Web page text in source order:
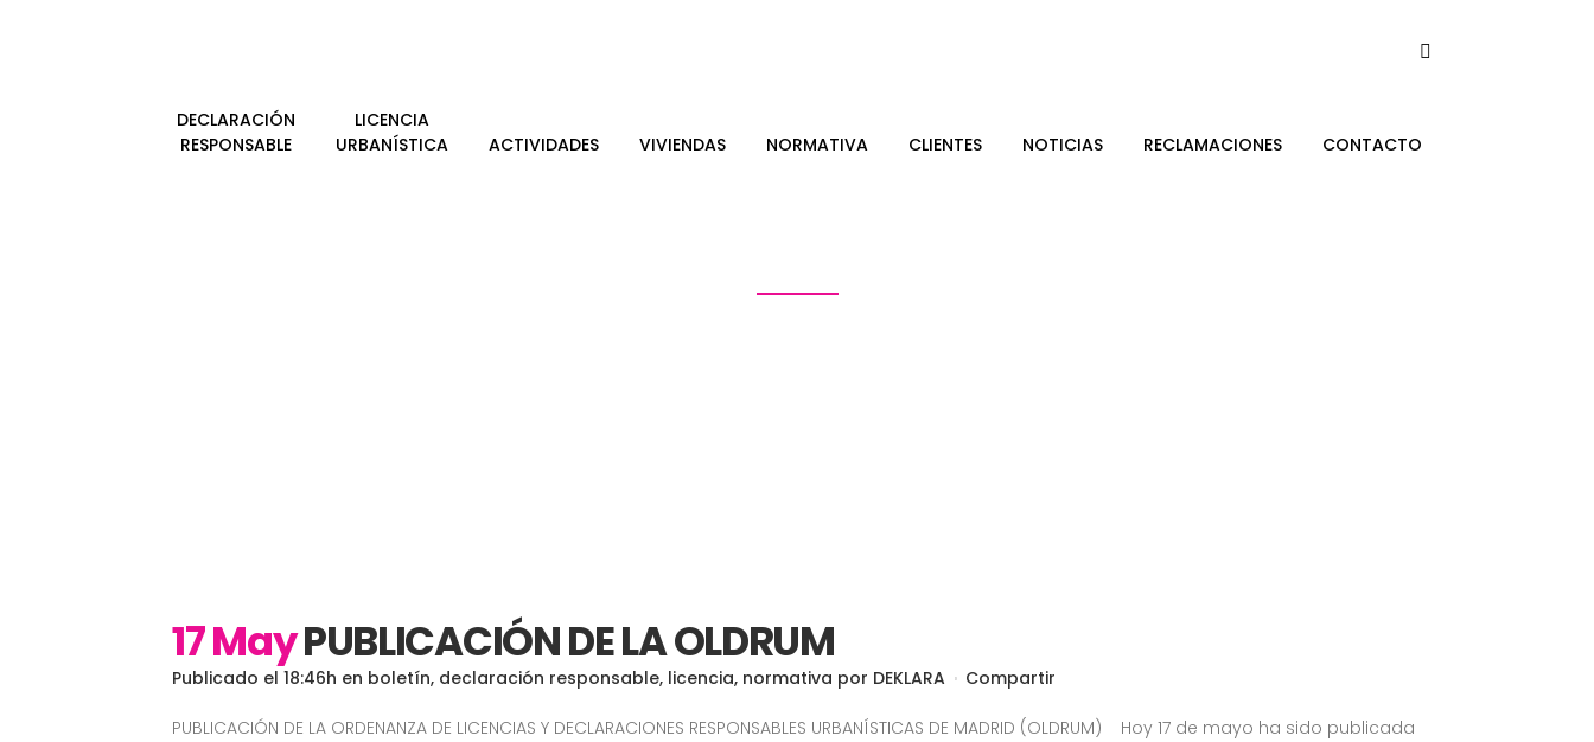
DECLARACIÓN
RESPONSABLE
LICENCIA
URBANÍSTICA
ACTIVIDADES VIVIENDAS NORMATIVA CLIENTES NOTICIAS RECLAMACIONES CONTACTO
17 MayPUBLICACIÓN DE LA OLDRUM
Publicado el 18:46h en boletín, declaración responsable, licencia, normativa por DEKLARA Compartir
PUBLICACIÓN DE LA ORDENANZA DE LICENCIAS Y DECLARACIONES RESPONSABLES URBANÍSTICAS DE MADRID (OLDRUM) Hoy 17 de mayo ha sido publicada